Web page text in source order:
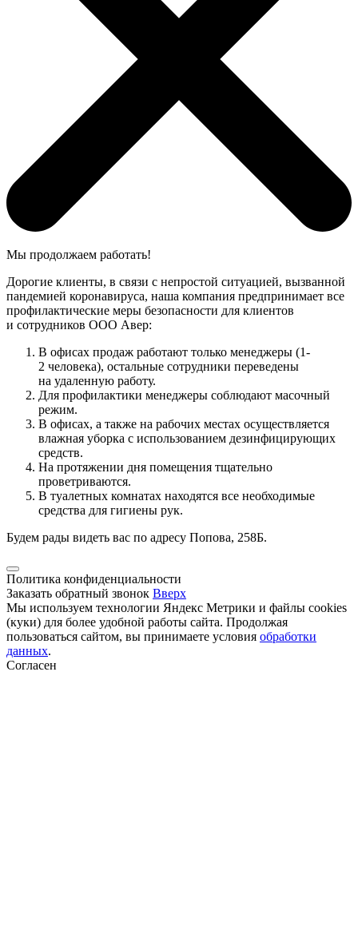
Мы продолжаем работать!
Дорогие клиенты, в связи с непростой ситуацией, вызванной
пандемией коронавируса, наша компания предпринимает все
профилактические меры безопасности для клиентов
и сотрудников ООО Авер:
В офисах продаж работают только менеджеры (1-
2 человека), остальные сотрудники переведены
на удаленную работу.
Для профилактики менеджеры соблюдают масочный
режим.
В офисах, а также на рабочих местах осуществляется
влажная уборка с использованием дезинфицирующих
средств.
На протяжении дня помещения тщательно
проветриваются.
В туалетных комнатах находятся все необходимые
средства для гигиены рук.
Будем рады видеть вас по адресу Попова, 258Б.
Политика конфиденциальности
Заказать обратный звонок Вверх
Мы используем технологии Яндекс Метрики и файлы cookies
(куки) для более удобной работы сайта. Продолжая
пользоваться сайтом, вы принимаете условия обработки
данных.
Согласен